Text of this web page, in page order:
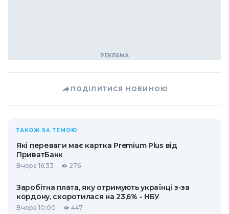
ПОДІЛИТИСЯ НОВИНОЮ
ТАКОЖ ЗА ТЕМОЮ
Які переваги має картка Premium Plus від
ПриватБанк
Вчора 16:33 276
Заробітна плата, яку отримують українці з-за
кордону, скоротилася на 23,6% - НБУ
Вчора 10:00 447